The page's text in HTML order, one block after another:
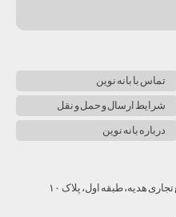
تماس با بانه نوین
شرایط ارسال و حمل و نقل
درباره بانه نوین
هدیه، طبقه اول، پلاک ۱۰